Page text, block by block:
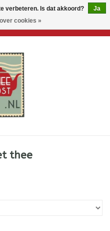
thee
verbeteren. Is dat akkoord?
Ja
cookies »